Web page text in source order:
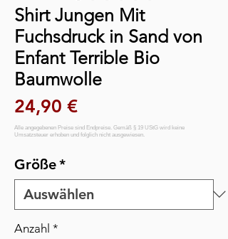
Shirt Jungen Mit
Fuchsdruck in Sand von
Enfant Terrible Bio
Baumwolle
24,90 €Preis
Größe*
Anzahl *